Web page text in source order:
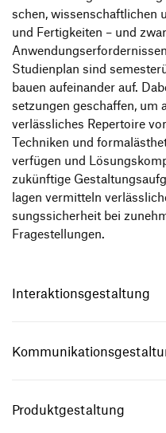
Studiengänge
Bachelor
Master
schen, wissen­schaft­li­chen
und Fertig­keiten – und
Studi­en­plan sind
bauen aufein­ander auf.
set­zungen geschaffen, um
verläss­li­ches Reper­toire
Tech­niken und
verfügen und
zukünf­tige
lagen vermit­teln
sungs­si­cher­heit bei
Fragestellungen.
Interaktionsgestaltung
Produktgestaltung